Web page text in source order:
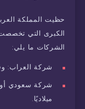
حظيت المملكة
الكبرى التي
الشركات ما يلي:
شركة العراب:
ميلاديًا.